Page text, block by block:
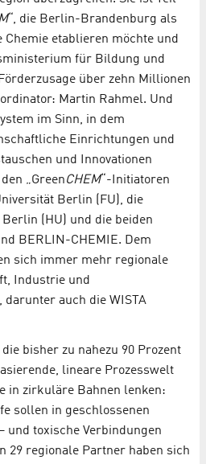
“, die Berlin-Brandenburg als
Chemie etablieren möchte und
für Bildung und
über zehn Millionen
Martin Rahmel. Und
im Sinn, in dem
Einrichtungen und
und Innovationen
„GreenCHEM“-Initiatoren
Berlin (FU), die
(HU) und die beiden
BERLIN-CHEMIE. Dem
sich immer mehr regionale
Industrie und
auch die WISTA
bisher zu nahezu 90 Prozent
lineare Prozesswelt
in zirkuläre Bahnen lenken:
sollen in geschlossenen
und toxische Verbindungen
29 regionale Partner haben sich